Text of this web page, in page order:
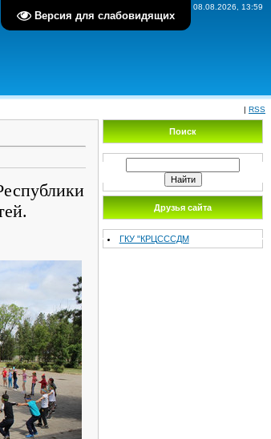
Версия для слабовидящих
Суббота, 08.08.2026, 13:59
| RSS
Поиск
Друзья сайта
ГКУ "КРЦСССДМ